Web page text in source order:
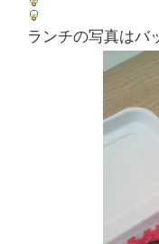
ランチの写真はバ